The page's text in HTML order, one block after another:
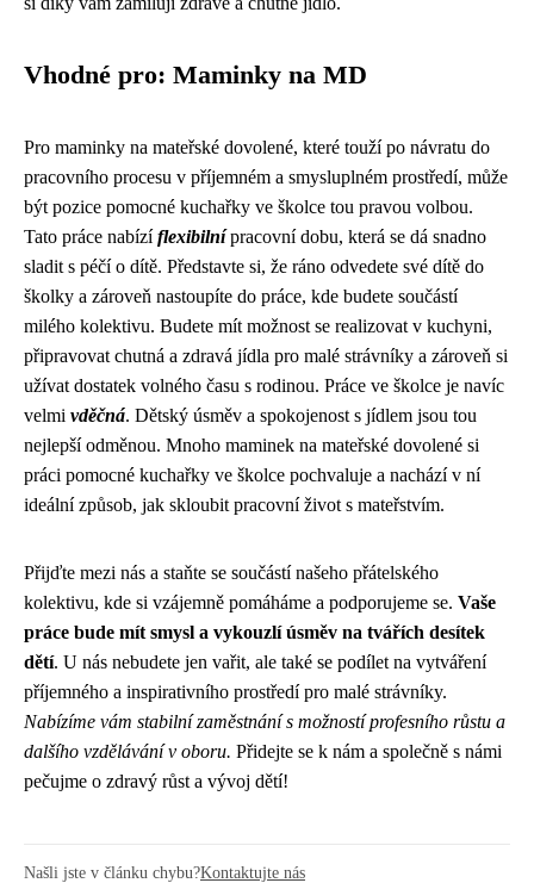
Vhodné pro: Maminky na MD
Pro maminky na mateřské dovolené, které touží po návratu do
pracovního procesu v příjemném a smysluplném prostředí, může
být pozice pomocné kuchařky ve školce tou pravou volbou.
Tato práce nabízíflexibilnípracovní dobu, která se dá snadno
sladit s péčí o dítě. Představte si, že ráno odvedete své dítě do
školky a zároveň nastoupíte do práce, kde budete součástí
milého kolektivu. Budete mít možnost se realizovat v kuchyni,
připravovat chutná a zdravá jídla pro malé strávníky a zároveň si
užívat dostatek volného času s rodinou. Práce ve školce je navíc
velmi vděčná. Dětský úsměv a spokojenost s jídlem jsou tou
nejlepší odměnou. Mnoho maminek na mateřské dovolené si
práci pomocné kuchařky ve školce pochvaluje a nachází v ní
ideální způsob, jak skloubit pracovní život s mateřstvím.
Přijďte mezi nás a staňte se součástí našeho přátelského
kolektivu, kde si vzájemně pomáháme a podporujeme se. Vaše
práce bude mít smysl a vykouzlí úsměv na tvářích desítek
dětí. U nás nebudete jen vařit, ale také se podílet na vytváření
příjemného a inspirativního prostředí pro malé strávníky.
Nabízíme vám stabilní zaměstnání s možností profesního růstu a
dalšího vzdělávání v oboru. Přidejte se k nám a společně s námi
pečujme o zdravý růst a vývoj dětí!
Našli jste v článku chybu?Kontaktujte nás